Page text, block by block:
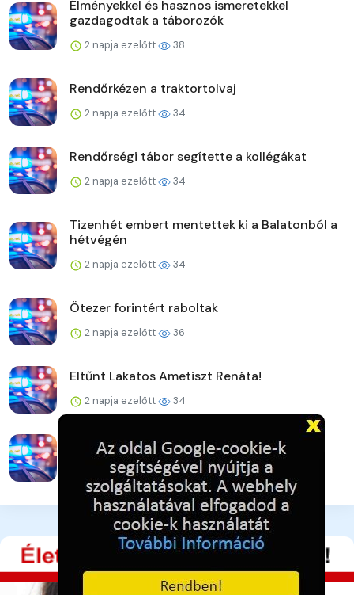
Élményekkel és hasznos ismeretekkel
gazdagodtak a táborozók
2 napja ezelőtt 38
Rendőrkézen a traktortolvaj
2 napja ezelőtt 34
Rendőrségi tábor segítette a kollégákat
2 napja ezelőtt 34
Tizenhét embert mentettek ki a Balatonból a
hétvégén
2 napja ezelőtt 34
Ötezer forintért raboltak
2 napja ezelőtt 36
Eltűnt Lakatos Ametiszt Renáta!
2 napja ezelőtt 34
Keressük Rácz Adriánt és Lakatos Noémit!
2 napja ezelőtt 34